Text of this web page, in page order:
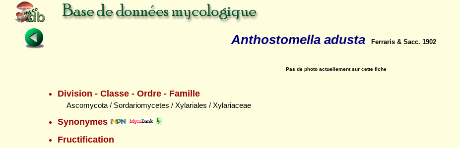
Anthostomella adusta Ferraris & Sacc. 1902
Pas de photo actuellement sur cette fiche
Division - Classe - Ordre - Famille
Ascomycota / Sordariomycetes / Xylariales / Xylariaceae
Synonymes
Fructification